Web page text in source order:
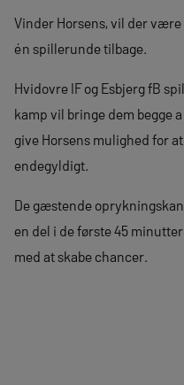
Vinder Horsens, vil der
én spillerunde tilbage.
Hvidovre IF og Esbjerg fB
kamp vil bringe dem begge
give Horsens mulighed for
endegyldigt.
De gæstende
en del i de første 45
med at skabe chancer.